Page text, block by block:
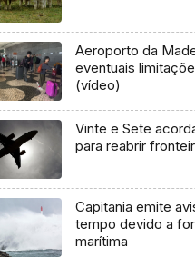
Aeroporto da
eventuais
(vídeo)
Vinte e Sete
para reabrir
Capitania emite
tempo devido a
marítima